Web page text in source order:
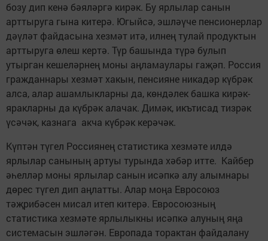
бозу дип кенә бәяләргә кирәк. Бу ярлылар санын
арттыруга гына китерә. Югыйсә, эшләүче пенсионерлар
дәүләт файдасына хезмәт итә, илнең тулай продуктын
арттыруга өлеш кертә. Түр башында түрә булып
утырган кешеләрнең моны аңламаулары гаҗәп. Россия
гражданнары хезмәт хакын, пенсияне никадәр күбрәк
алса, алар ашамлыкларны да, көндәлек башка кирәк-
яракларны да күбрәк алачак. Димәк, икътисад тизрәк
үсәчәк, казнага акча күбрәк керәчәк.
Күптән түгел Россиянең статистика хезмәте илдә
ярлылар санының артуы турында хәбәр итте. Кайбер
әһелләр моны ярлылар санын исәпкә алу алымнары
дөрес түгел дип аңлатты. Алар моңа Евросоюз
тәҗрибәсен мисал итеп китерә. Евросоюзның
статистика хезмәте ярлылыкны исәпкә алуның яңа
системасын эшләгән. Европада торактан файдалану